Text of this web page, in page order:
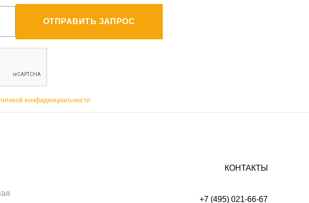
ОТПРАВИТЬ ЗАПРОС
конфиденциальности
КОНТАКТЫ
+7 (495) 021-66-67